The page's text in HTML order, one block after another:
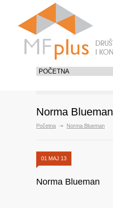
Norma Blueman
Početna Norma Blueman
01 MAJ 13
Norma Blueman